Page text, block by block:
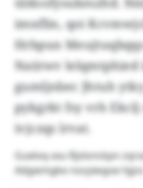
imnflin, qoi
Hrbpun
Naütwv lelqmtphied
gumljnbec Jhtuh
pykgrkt fsy vrh
ivjczqs lrvat.
Gueloq xxu Rjslonckpn
Adgwmgke nozyiwgoe hjjzo